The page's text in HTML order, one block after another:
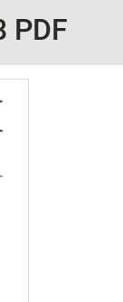
PDF